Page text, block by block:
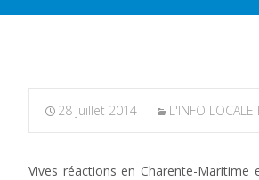
28 juillet 2014 L'INFO LOCALE
Vives réactions en Charente-Maritime